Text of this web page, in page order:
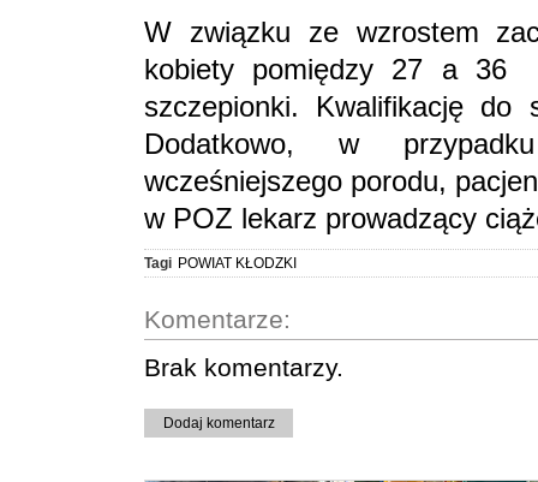
W związku ze wzrostem
kobiety pomiędzy 27 a 36
szczepionki. Kwalifikację do
Dodatkowo, w
wcześniejszego porodu,
w POZ lekarz prowadzący
Tagi POWIAT KŁODZKI
Komentarze:
Brak komentarzy.
Dodaj komentarz